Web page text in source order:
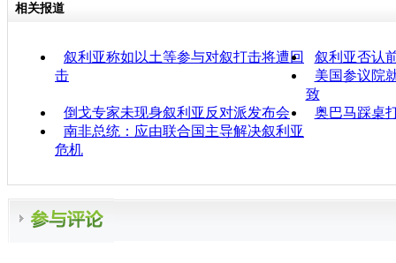
相关报道
叙利亚称如以土等参与对叙打击将遭回
击
叙利亚否认
美国参议院
致
倒戈专家未现身叙利亚反对派发布会
奥巴马踩桌
南非总统：应由联合国主导解决叙利亚
危机